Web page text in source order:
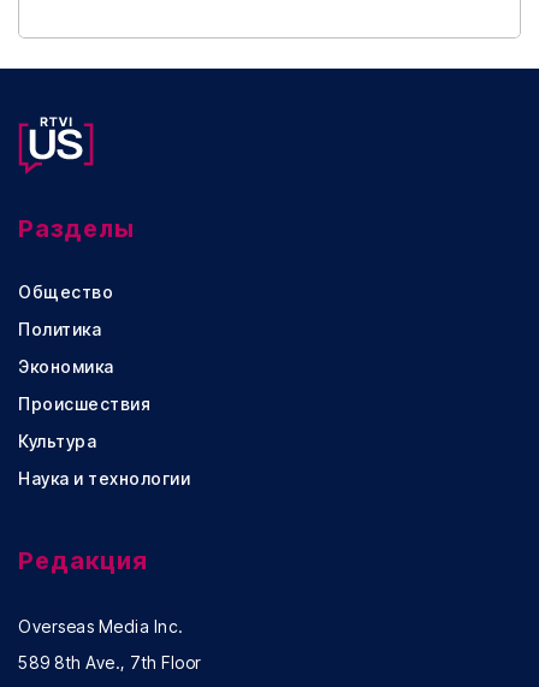
Разделы
Общество
Политика
Экономика
Происшествия
Культура
Наука и технологии
Редакция
Overseas Media Inc.
589 8th Ave., 7th Floor